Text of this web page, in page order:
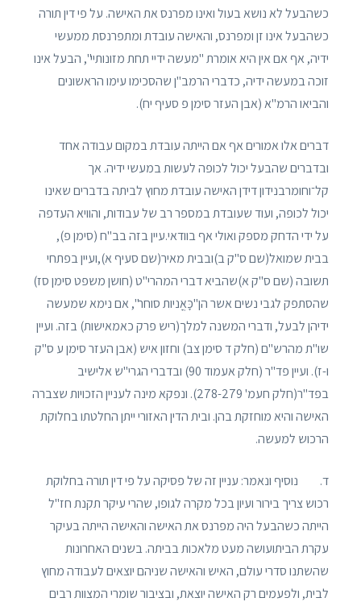
כשהבעל לא נושא בעול ואינו מפרנס את האישה. על פי דין תורה
כשהבעל אינו זן ומפרנס, והאישה עובדת ומתפרנסת ממעשי
ידיה, אף אם אין היא אומרת "מעשה ידיי תחת מזונותיי", הבעל אינו
זוכה במעשה ידיה, כדברי הרמב"ן שהסכימו עימו הראשונים
והביאו הרמ"א (אבן העזר סימן פ סעיף יח).
דברים אלו אמורים אף אם הייתה עובדת במקום עבודה אחד
ובדברים שהבעל יכול לכופה לעשות במעשי ידיה. אך
קל־וחומרבנידון דידן האישה עובדת מחוץ לביתה בדברים שאינו
יכול לכופה, ועוד שעובדת במספר רב של עבודות, והוויא העדפה
על ידי הדחק מספק ואולי אף בוודאי.עיין בזה בב"ח (סימן פ),
בבית שמואל(שם ס"ק ב)ובבית מאיר(שם סעיף א),ועיין בפתחי
תשובה (שם ס"ק א)שהביא דברי המהרי"ט (חושן משפט סימן סז)
שהסתפק לגבי נשים אשר הן"כָּאֳניות סוחר", אם נימא שמעשה
ידיהן לבעל, ודברי המשנה למלך(ריש פרק כאמאישות) בזה. ועיין
שו"ת מהרש"ם (חלק ד סימן צב) וחזון איש (אבן העזר סימן ע ס"ק
ו-ז). ועיין פד"ר (חלק אעמוד 90) ובדברי הגרי"ש אלישיב
בפד"ר(חלק חעמ' 278-279). ונפקא מינה לעניין הזכויות שצברה
האישה והיא מוחזקת בהן. ובית הדין האזורי ייתן החלטתו בחלוקת
הרכוש למעשה.
ד. נוסיף ונאמר: עניין זה של פסיקה על פי דין תורה בחלוקת
רכוש צריך בירור ועיון בכל מקרה לגופו, שהרי עיקר תקנת חז"ל
הייתה כשהבעל היה מפרנס את האישה והאישה הייתה בעיקר
עקרת הביתועושה מעט מלאכות בביתה. בשנים האחרונות
שהשתנו סדרי עולם, האיש והאישה שניהם יוצאים לעבודה מחוץ
לבית, ולפעמים רק האישה יוצאת, ובציבור שומרי המצוות רבים